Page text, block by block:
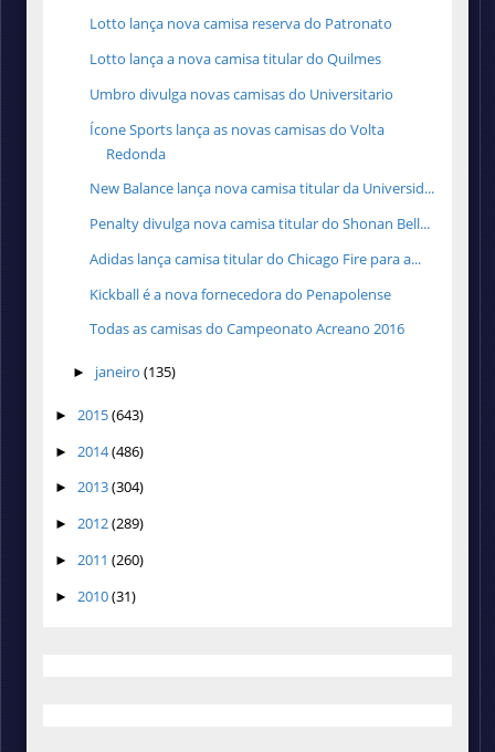
Lotto lança nova camisa reserva do Patronato
Lotto lança a nova camisa titular do Quilmes
Umbro divulga novas camisas do Universitario
Ícone Sports lança as novas camisas do Volta
Redonda
New Balance lança nova camisa titular da Universid...
Penalty divulga nova camisa titular do Shonan Bell...
Adidas lança camisa titular do Chicago Fire para a...
Kickball é a nova fornecedora do Penapolense
Todas as camisas do Campeonato Acreano 2016
► janeiro (135)
► 2015(643)
► 2014(486)
► 2013(304)
► 2012(289)
► 2011 (260)
► 2010(31)